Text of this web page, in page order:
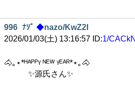
996 ﾅｿﾞ ◆nazo/KwZ2I
2026/01/03(土) 13:16:57 ID:1/
🐴｡⋆*ᴴᴬᴾᴾᵞ ᴺᴱᵂ ᵞᴱᴬᴿ*⋆｡🐴
✨源氏さん✨